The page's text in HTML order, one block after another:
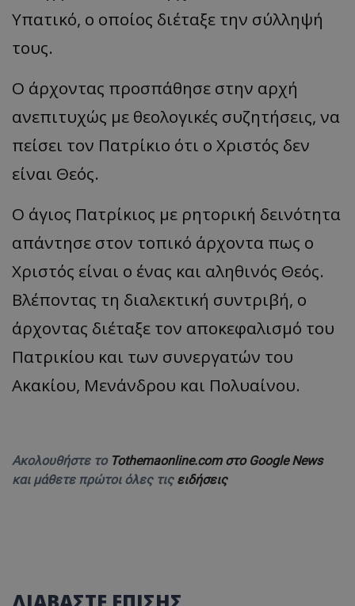
Υπατικό, ο οποίος διέταξε την σύλληψή
τους.
Ο άρχοντας προσπάθησε στην αρχή
ανεπιτυχώς με θεολογικές συζητήσεις, να
πείσει τον Πατρίκιο ότι ο Χριστός δεν
είναι Θεός.
Ο άγιος Πατρίκιος με ρητορική δεινότητα
απάντησε στον τοπικό άρχοντα πως ο
Χριστός είναι ο ένας και αληθινός Θεός.
Βλέποντας τη διαλεκτική συντριβή, ο
άρχοντας διέταξε τον αποκεφαλισμό του
Πατρικίου και των συνεργατών του
Ακακίου, Μενάνδρου και Πολυαίνου.
Ακολουθήστε το Tothemaonline.com στο Google News
και μάθετε πρώτοι όλες τις ειδήσεις